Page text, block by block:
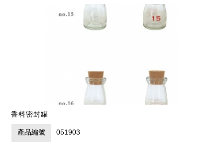
香料密封罐
產品編號
051903